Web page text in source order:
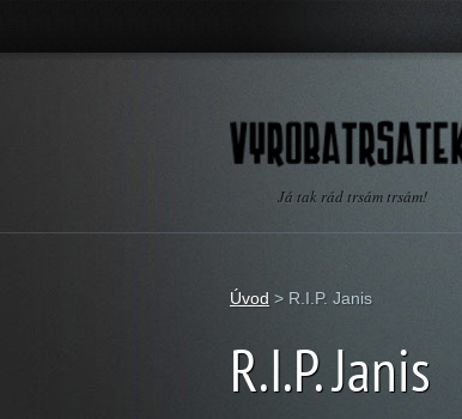
Já tak rád trsám trsám!
Úvod > R.I.P. Janis
R.I.P. Janis